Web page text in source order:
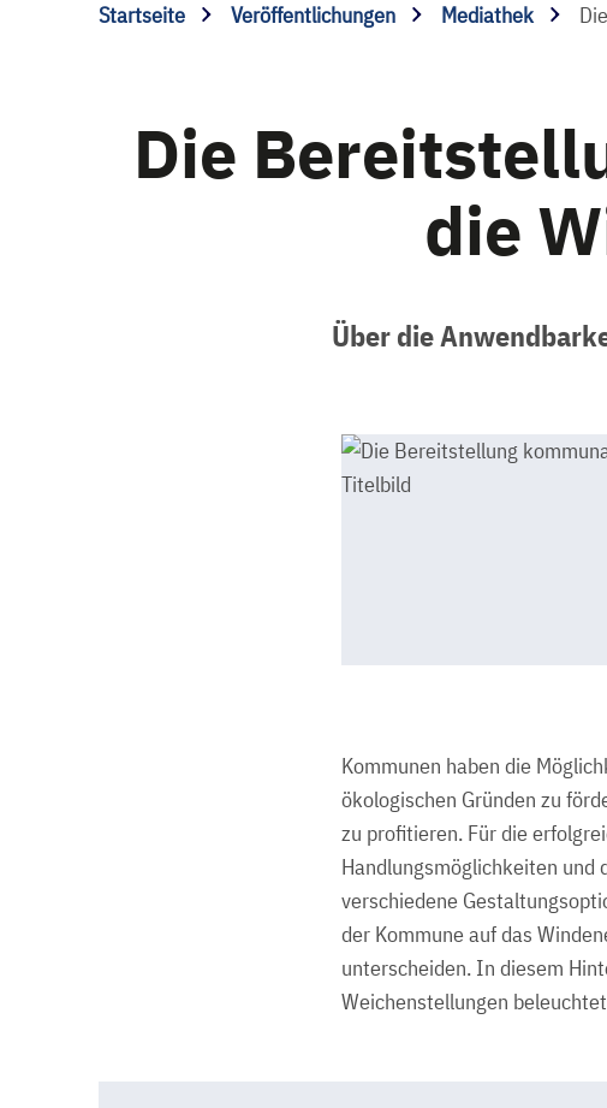
Startseite Veröffentlichungen Mediathek
Die
die
Über die
Kommunen haben die
ökologischen Gründen zu
zu profitieren. Für die
Handlungsmöglichkeiten und
verschiedene
der Kommune auf das
unterscheiden. In diesem
Weichenstellungen